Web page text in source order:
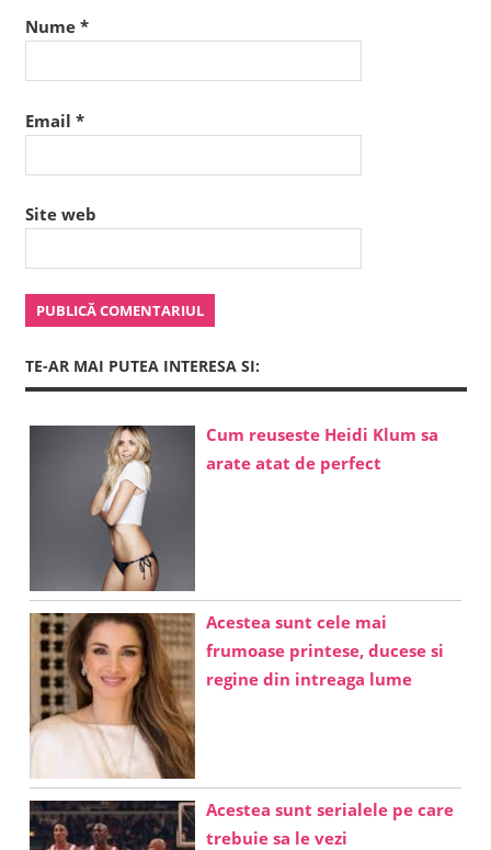
Nume *
Email *
Site web
TE-AR MAI PUTEA INTERESA SI:
Cum reuseste Heidi Klum sa
arate atat de perfect
Acestea sunt cele mai
frumoase printese, ducese si
regine din intreaga lume
Acestea sunt serialele pe care
trebuie sa le vezi